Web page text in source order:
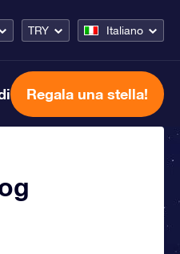
TRY Italiano
Regala una stella!